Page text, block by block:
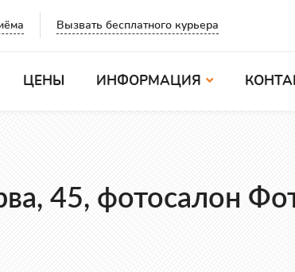
Вызвать бесплатного курьера
ЦЕНЫ ИНФОРМАЦИЯ
45, фотосалон